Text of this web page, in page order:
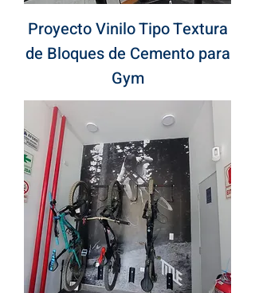
Proyecto Vinilo Tipo Textura
de Bloques de Cemento para
Gym